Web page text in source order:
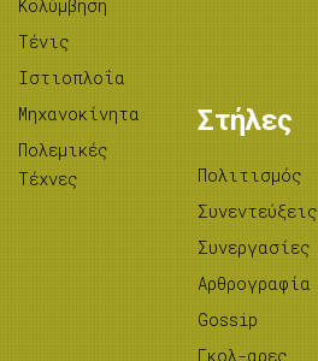
Κολύμβηση
Τένις
Ιστιοπλοΐα
Μηχανοκίνητα
Πολεμικές
Τέχνες
Στήλες
Πολιτισμός
Συνεντεύξεις
Συνεργασίες
Αρθρογραφία
Gossip
Γκολ-αρες